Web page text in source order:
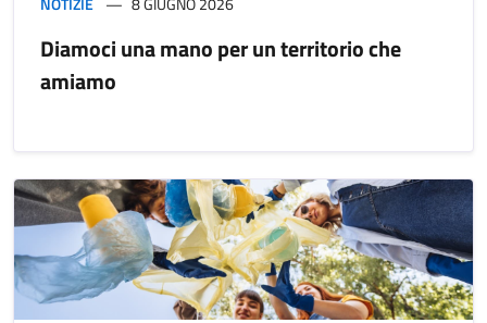
Diamoci una mano per un territorio che
amiamo